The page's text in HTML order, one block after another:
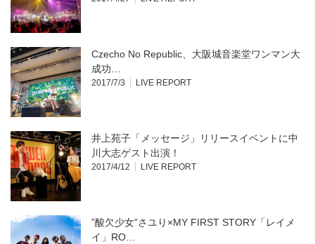
Czecho No Republic、大阪城音楽堂ワンマン大
成功…
2017/7/3 LIVE REPORT
井上苑子「メッセージ」リリースイベントに中
川大志ゲスト出演！
2017/4/12 LIVE REPORT
”酸欠少女”さユり×MY FIRST STORY「レイメ
イ」RO…